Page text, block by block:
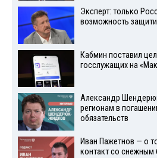
Эксперт: только
возможность
Кабмин поставил
госслужащих на
Александр
регионам в
обязательств
Иван Пажетнов — о
контакт со снежным